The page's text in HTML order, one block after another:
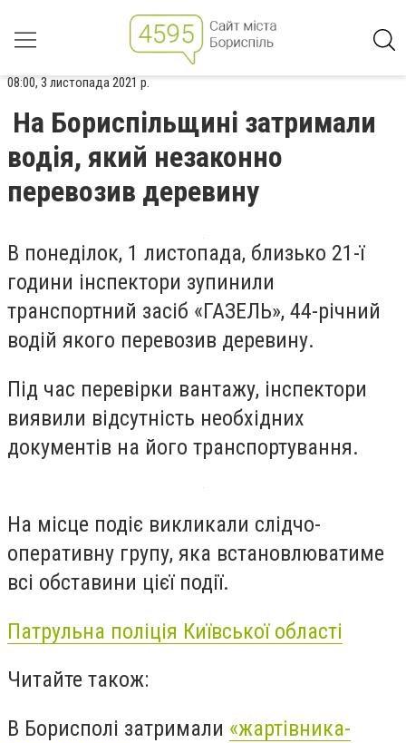
08:00, 3 листопада 2021 р.
На Бориспільщині затримали
водія, який незаконно
перевозив деревину
В понеділок, 1 листопада, близько 21-ї
години інспектори зупинили
транспортний засіб «ГАЗЕЛЬ», 44-річний
водій якого перевозив деревину.
Під час перевірки вантажу, інспектори
виявили відсутність необхідних
документів на його транспортування.
На місце подіє викликали слідчо-
оперативну групу, яка встановлюватиме
всі обставини цієї події.
Патрульна поліція Київської області
Читайте також:
В Борисполі затримали «жартівника-